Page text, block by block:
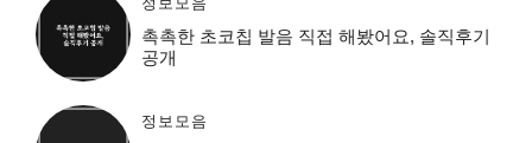
촉촉한 초코칩 발음 직접 해봤어요, 솔직후기
공개
정보모음